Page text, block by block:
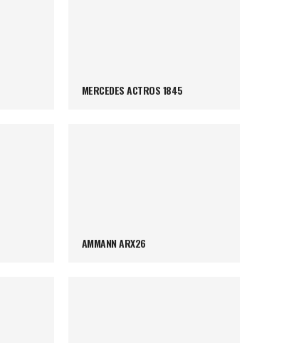
MERCEDES ACTROS 1845
AMMANN ARX26